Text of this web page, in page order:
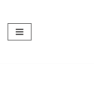
Перейти
к